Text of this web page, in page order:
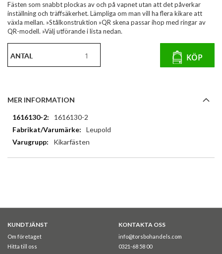
Fästen som snabbt plockas av och på vapnet utan att det påverkar
inställning och träffsäkerhet. Lämpliga om man vill ha flera kikare att
växla mellan. »Stålkonstruktion »QR skena passar ihop med ringar av
QR-modell. »Välj utförande i lista nedan.
ANTAL KÖP
MER INFORMATION
Mer
information
1616130-2
Leupold
Kikarfästen
KUNDTJÄNST
Om företaget
Hitta till oss
KONTAKTA OSS
info@torsbohandels.com
0321-68 58 00